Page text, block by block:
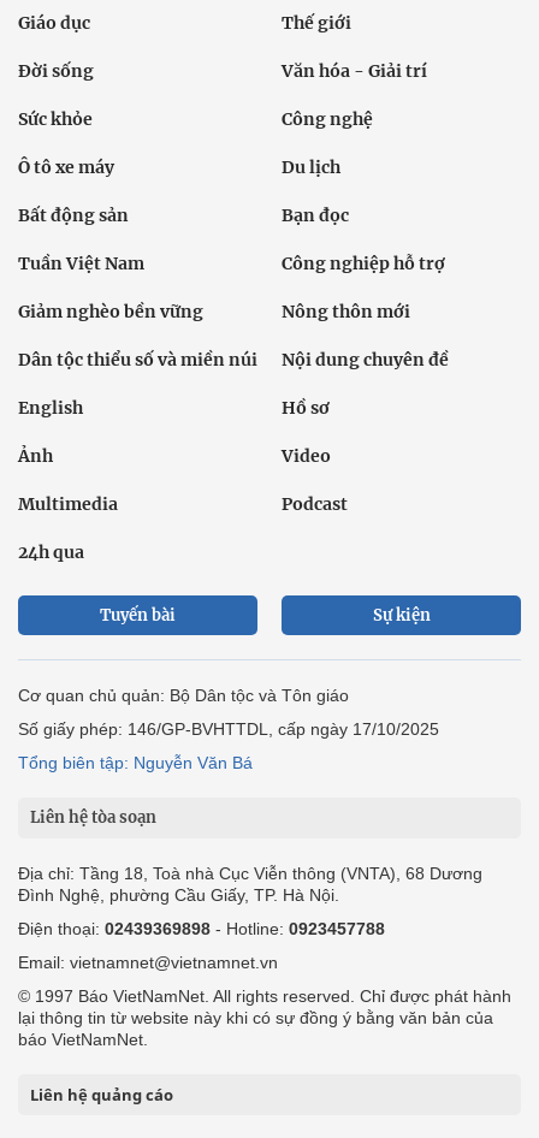
Giáo dục Thế giới
Đời sống Văn hóa - Giải trí
Sức khỏe Công nghệ
Ô tô xe máy Du lịch
Bất động sản Bạn đọc
Tuần Việt Nam Công nghiệp hỗ trợ
Giảm nghèo bền vững Nông thôn mới
Dân tộc thiểu số và miền núi Nội dung chuyên đề
English Hồ sơ
Ảnh Video
Multimedia Podcast
24h qua
Tuyến bài Sự kiện
Cơ quan chủ quản: Bộ Dân tộc và Tôn giáo
Số giấy phép: 146/GP-BVHTTDL, cấp ngày 17/10/2025
Tổng biên tập: Nguyễn Văn Bá
Liên hệ tòa soạn
Địa chỉ: Tầng 18, Toà nhà Cục Viễn thông (VNTA), 68 Dương
Đình Nghệ, phường Cầu Giấy, TP. Hà Nội.
Điện thoại: 02439369898 - Hotline: 0923457788
Email: vietnamnet@vietnamnet.vn
© 1997 Báo VietNamNet. All rights reserved. Chỉ được phát hành
lại thông tin từ website này khi có sự đồng ý bằng văn bản của
báo VietNamNet.
Liên hệ quảng cáo